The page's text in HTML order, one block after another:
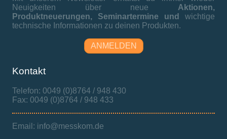
Neuigkeiten über neue Aktionen,
Produktneuerungen, Seminartermine und wichtige
technische Informationen zu deinen Produkten.
ANMELDEN
Kontakt
Telefon: 0049 (0)8764 / 948 430
Fax: 0049 (0)8764 / 948 433
Email: info@messkom.de